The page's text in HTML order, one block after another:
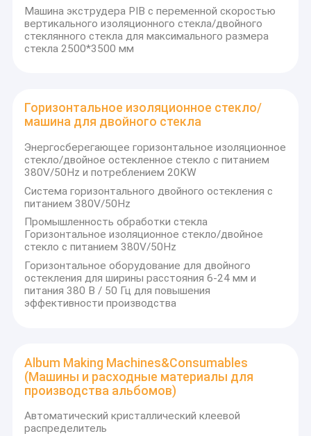
Машина экструдера PIB с переменной скоростью
вертикального изоляционного стекла/двойного
стеклянного стекла для максимального размера
стекла 2500*3500 мм
Горизонтальное изоляционное стекло/
машина для двойного стекла
Энергосберегающее горизонтальное изоляционное
стекло/двойное остекленное стекло с питанием
380V/50Hz и потреблением 20KW
Система горизонтального двойного остекления с
питанием 380V/50Hz
Промышленность обработки стекла
Горизонтальное изоляционное стекло/двойное
стекло с питанием 380V/50Hz
Горизонтальное оборудование для двойного
остекления для ширины расстояния 6-24 мм и
питания 380 В / 50 Гц для повышения
эффективности производства
Album Making Machines&Consumables
(Машины и расходные материалы для
производства альбомов)
Автоматический кристаллический клеевой
распределитель